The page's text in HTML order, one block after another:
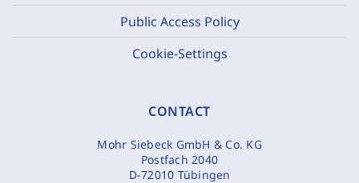
Public Access Policy
Cookie-Settings
CONTACT
Mohr Siebeck GmbH & Co. KG
Postfach 2040
D-72010 Tübingen